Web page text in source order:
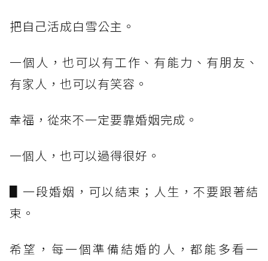
把自己活成白雪公主。
一個人，也可以有工作、有能力、有朋友、
有家人，也可以有笑容。
幸福，從來不一定要靠婚姻完成。
一個人，也可以過得很好。
▋一段婚姻，可以結束；人生，不要跟著結
束。
希望，每一個準備結婚的人，都能多看一